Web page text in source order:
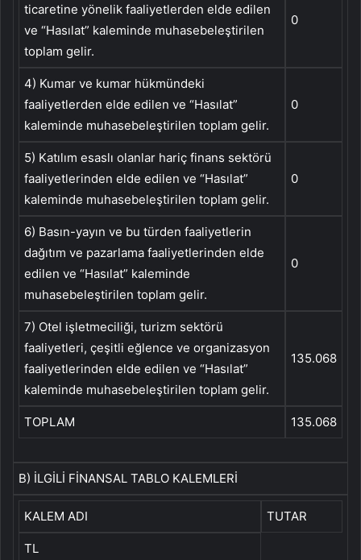
ticaretine yönelik faaliyetlerden elde edilen
ve “Hasılat” kaleminde muhasebeleştirilen
toplam gelir.
0
4) Kumar ve kumar hükmündeki
faaliyetlerden elde edilen ve “Hasılat”
kaleminde muhasebeleştirilen toplam gelir.
0
5) Katılım esaslı olanlar hariç finans sektörü
faaliyetlerinden elde edilen ve “Hasılat”
kaleminde muhasebeleştirilen toplam gelir.
0
6) Basın-yayın ve bu türden faaliyetlerin
dağıtım ve pazarlama faaliyetlerinden elde
edilen ve “Hasılat” kaleminde
muhasebeleştirilen toplam gelir.
0
7) Otel işletmeciliği, turizm sektörü
faaliyetleri, çeşitli eğlence ve organizasyon
faaliyetlerinden elde edilen ve “Hasılat”
kaleminde muhasebeleştirilen toplam gelir.
135.068
TOPLAM 135.068
B) İLGİLİ FİNANSAL TABLO KALEMLERİ
KALEM ADI TUTAR
TL